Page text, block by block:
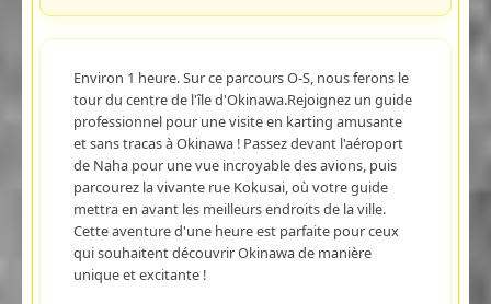
Environ 1 heure. Sur ce parcours O-S, nous ferons le
tour du centre de l'île d'Okinawa.Rejoignez un guide
professionnel pour une visite en karting amusante
et sans tracas à Okinawa ! Passez devant l'aéroport
de Naha pour une vue incroyable des avions, puis
parcourez la vivante rue Kokusai, où votre guide
mettra en avant les meilleurs endroits de la ville.
Cette aventure d'une heure est parfaite pour ceux
qui souhaitent découvrir Okinawa de manière
unique et excitante !